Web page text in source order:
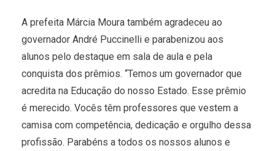
A prefeita Márcia Moura também agradeceu ao
governador André Puccinelli e parabenizou aos
alunos pelo destaque em sala de aula e pela
conquista dos prêmios. “Temos um governador que
acredita na Educação do nosso Estado. Esse prêmio
é merecido. Vocês têm professores que vestem a
camisa com competência, dedicação e orgulho dessa
profissão. Parabéns a todos os nossos alunos e